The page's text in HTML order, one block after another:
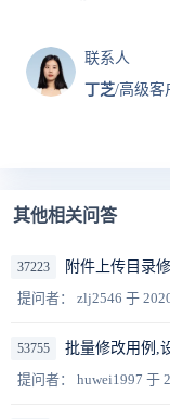
联系人
丁芝/高级客
其他相关问答
37223 附件上传目录
提问者： zlj2546 于
53755 批量修改用例,
提问者： huwei1997 于